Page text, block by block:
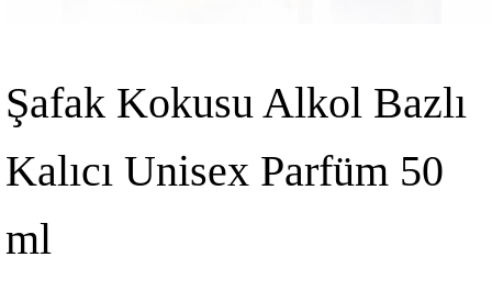
Şafak Kokusu Alkol Bazlı
Kalıcı Unisex Parfüm 50
ml